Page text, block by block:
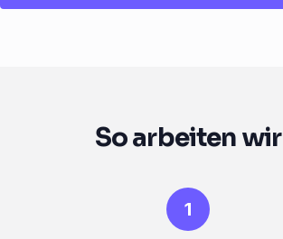
So arbeiten wir
1